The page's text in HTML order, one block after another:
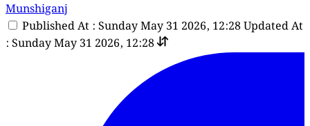
Munshiganj
Published At : Sunday May 31 2026, 12:28Updated At
: Sunday May 31 2026, 12:28